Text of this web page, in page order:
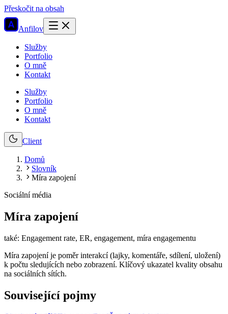
Přeskočit na obsah
Anfilov
Služby
Portfolio
O mně
Kontakt
Služby
Portfolio
O mně
Kontakt
Client
Domů
Slovník
Míra zapojení
Sociální média
Míra zapojení
také: Engagement rate, ER, engagement, míra engagementu
Míra zapojení je poměr interakcí (lajky, komentáře, sdílení, uložení)
k počtu sledujících nebo zobrazení. Klíčový ukazatel kvality obsahu
na sociálních sítích.
Související pojmy